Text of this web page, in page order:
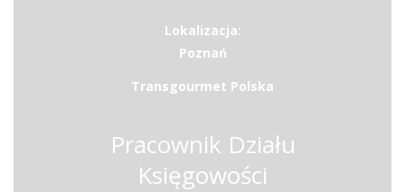
Lokalizacja:
Poznań
Transgourmet Polska
Pracownik Działu
Księgowości